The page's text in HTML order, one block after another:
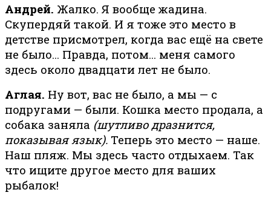
Андрей. Жалко. Я вообще жадина.
Скупердяй такой. И я тоже это место в
детстве присмотрел, когда вас ещё на свете
не было… Правда, потом… меня самого
здесь около двадцати лет не было.
Аглая. Ну вот, вас не было, а мы — с
подругами — были. Кошка место продала, а
собака заняла (шутливо дразнится,
показывая язык). Теперь это место — наше.
Наш пляж. Мы здесь часто отдыхаем. Так
что ищите другое место для ваших
рыбалок!